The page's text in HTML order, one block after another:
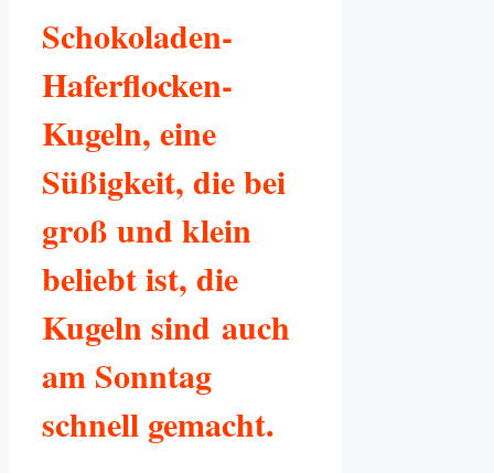
Schokoladen-
Haferflocken-
Kugeln, eine
Süßigkeit, die bei
groß und klein
beliebt ist, die
Kugeln sind auch
am Sonntag
schnell gemacht.